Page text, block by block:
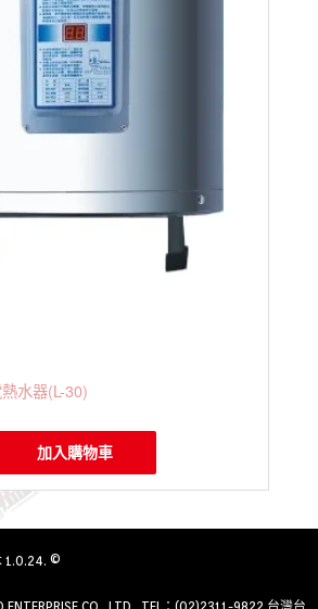
水器(L-30)
加入購物車
1.0.24. ©